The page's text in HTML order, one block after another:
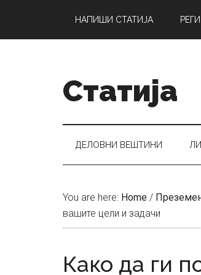
main
secondary
primary
НАПИШИ СТАТИЈА
Статија
ДЕЛОВНИ ВЕШТИНИ
You are here: Home /
вашите цели и задачи
Како да ги